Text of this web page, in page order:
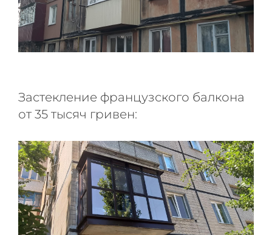
Застекление французского балкона
от 35 тысяч гривен: